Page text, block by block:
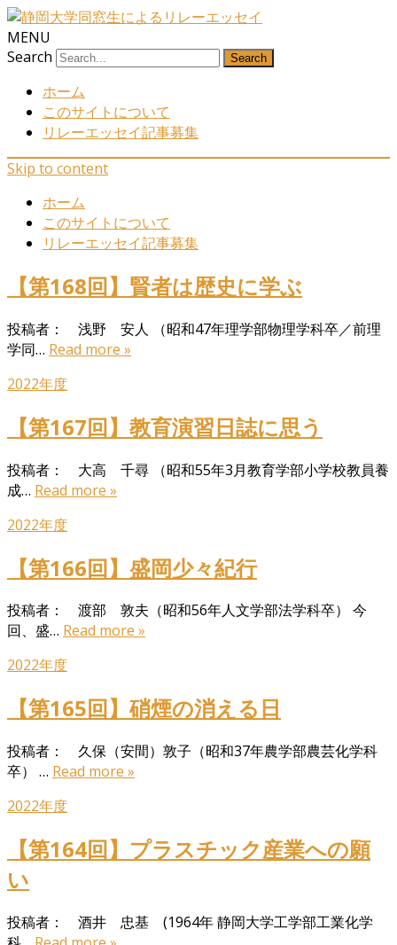
MENU
Search
ホーム
このサイトについて
リレーエッセイ記事募集
Skip to content
ホーム
このサイトについて
リレーエッセイ記事募集
【第168回】賢者は歴史に学ぶ
投稿者： 浅野 安人 （昭和47年理学部物理学科卒／前理
学同… Read more »
2022年度
【第167回】教育演習日誌に思う
投稿者： 大高 千尋 （昭和55年3月教育学部小学校教員養
成… Read more »
2022年度
【第166回】盛岡少々紀行
投稿者： 渡部 敦夫（昭和56年人文学部法学科卒） 今
回、盛… Read more »
2022年度
【第165回】硝煙の消える日
投稿者： 久保（安間）敦子（昭和37年農学部農芸化学科
卒） … Read more »
2022年度
【第164回】プラスチック産業への願
い
投稿者： 酒井 忠基 (1964年 静岡大学工学部工業化学